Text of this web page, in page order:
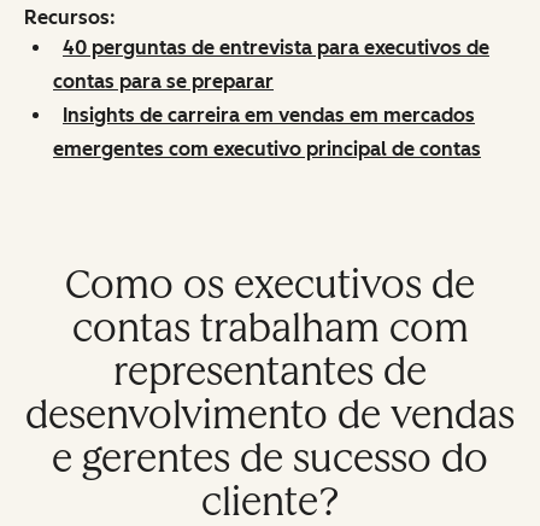
Recursos:
40 perguntas de entrevista para executivos de
contas para se preparar
Insights de carreira em vendas em mercados
emergentes com executivo principal de contas
Como os executivos de
contas trabalham com
representantes de
desenvolvimento de vendas
e gerentes de sucesso do
cliente?